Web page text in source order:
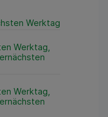
Werktag
Werktag,
Werktag,